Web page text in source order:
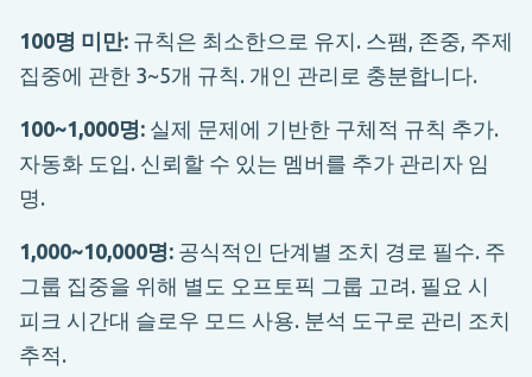
100명 미만: 규칙은 최소한으로 유지. 스팸, 존중, 주제
집중에 관한 3~5개 규칙. 개인 관리로 충분합니다.
100~1,000명: 실제 문제에 기반한 구체적 규칙 추가.
자동화 도입. 신뢰할 수 있는 멤버를 추가 관리자 임
명.
1,000~10,000명: 공식적인 단계별 조치 경로 필수. 주
그룹 집중을 위해 별도 오프토픽 그룹 고려. 필요 시
피크 시간대 슬로우 모드 사용. 분석 도구로 관리 조치
추적.